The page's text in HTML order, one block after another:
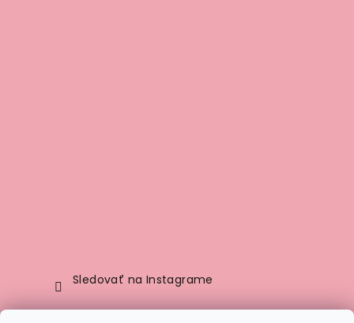
Sledovať na Instagrame